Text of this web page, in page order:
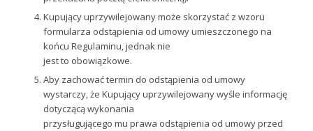
Kupujący uprzywilejowany może skorzystać z wzoru
formularza odstąpienia od umowy umieszczonego na
końcu Regulaminu, jednak nie
jest to obowiązkowe.
Aby zachować termin do odstąpienia od umowy
wystarczy, że Kupujący uprzywilejowany wyśle informację
dotyczącą wykonania
przysługującego mu prawa odstąpienia od umowy przed